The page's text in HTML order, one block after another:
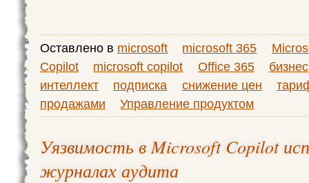
Оставлено в microsoft microsoft 365
Copilot
microsoft copilot Office 365
бизнес
интеллект
подписка снижение цен
продажами
Управление продуктом
Уязвимость в Microsoft Copilot
журналах аудита